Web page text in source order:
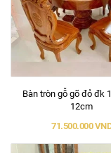
Bàn tròn gỗ gõ đỏ đk
12cm
71.500.000 VND